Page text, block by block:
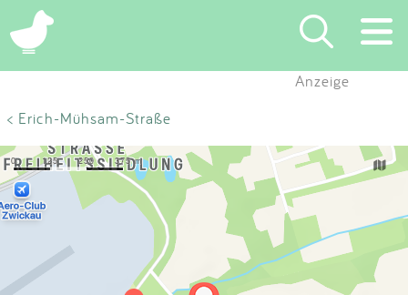
×
Suchen
Eintragen
App
Blog
Anzeige
< Erich-Mühsam-Straße